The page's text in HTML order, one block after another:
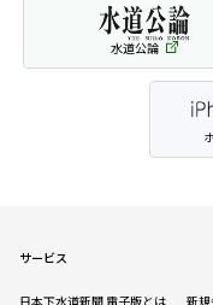
水道公論
サービス
日本下水道新聞 電子版とは 新